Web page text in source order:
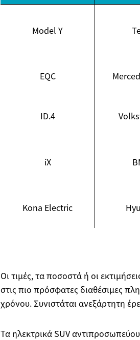
Model Y
EQC
ID.4
iX
Kona Electric
Οι τιμές, τα ποσοστά ή οι
στις πιο πρόσφατες διαθέσιμες
χρόνου. Συνιστάται ανεξάρτητη
Τα ηλεκτρικά SUV